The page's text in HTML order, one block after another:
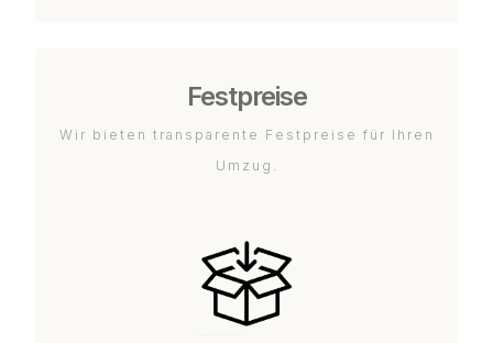
Festpreise
Wir bieten transparente Festpreise für Ihren
Umzug.